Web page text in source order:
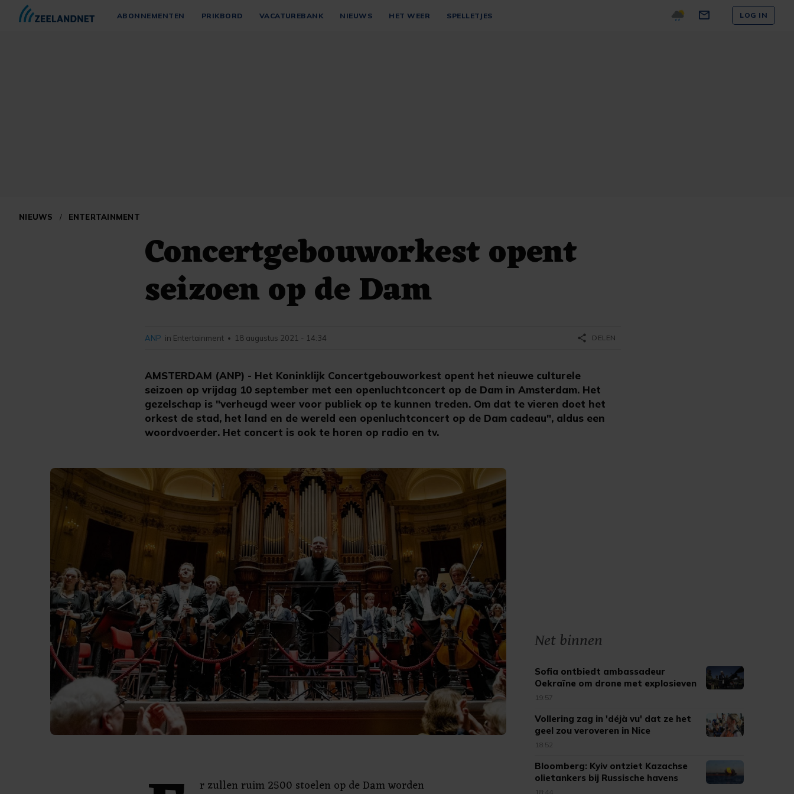
ABONNEMENTEN PRIKBORD VACATUREBANK NIEUWS HET WEER SPELLETJES LOG IN
NIEUWS / ENTERTAINMENT
Concertgebouworkest opent
seizoen op de Dam
AMSTERDAM (ANP) - Het Koninklijk Concertgebouworkest opent het nieuwe culturele
seizoen op vrijdag 10 september met een openluchtconcert op de Dam in Amsterdam. Het
gezelschap is "verheugd weer voor publiek op te kunnen treden. Om dat te vieren doet het
orkest de stad, het land en de wereld een openluchtconcert op de Dam cadeau", aldus een
woordvoerder. Het concert is ook te horen op radio en tv.
ANP in Entertainment • 18 augustus 2021 - 14:34 share DELEN
r zullen ruim 2500 stoelen op de Dam worden
Net binnen
Sofia ontbiedt ambassadeur
Oekraïne om drone met explosieven
19:57
Vollering zag in 'déjà vu' dat ze het
geel zou veroveren in Nice
18:52
Bloomberg: Kyiv ontziet Kazachse
olietankers bij Russische havens
18:44